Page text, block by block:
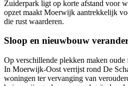
Zuiderpark ligt op korte afstand voor
opzet maakt Moerwijk aantrekkelijk
die rust waarderen.
Sloop en nieuwbouw
Op verschillende plekken maken
In Moerwijk-Oost verrijst rond De
woningen ter vervanging van